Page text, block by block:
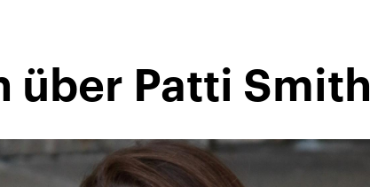
über Patti Smith